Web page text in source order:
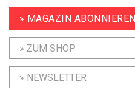
» MAGAZIN ABONNIEREN
» ZUM SHOP
» NEWSLETTER